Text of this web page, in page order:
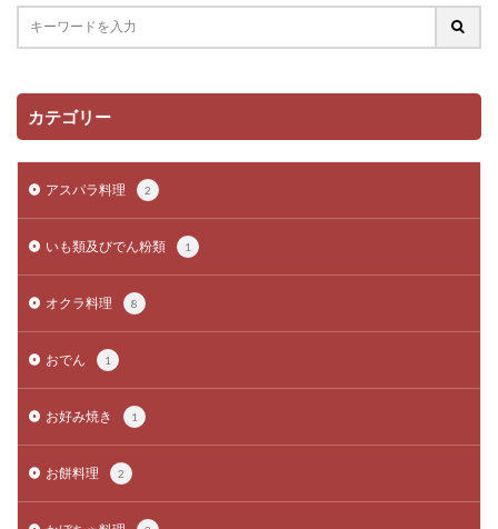
カテゴリー
アスパラ料理 2
いも類及びでん粉類 1
オクラ料理 8
おでん 1
お好み焼き 1
お餅料理 2